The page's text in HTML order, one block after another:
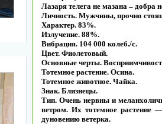
Лазаря телега не мазана – добра
Личность. Мужчины, прочно
Характер. 83%.
Излучение. 88%.
Вибрация. 104 000 колеб./с.
Цвет. Фиолетовый.
Основные черты.
Тотемное растение. Осина.
Тотемное животное. Чайка.
Знак. Близнецы.
Тип. Очень нервны и
ветром. Их тотемное растение
дуновению ветерка.